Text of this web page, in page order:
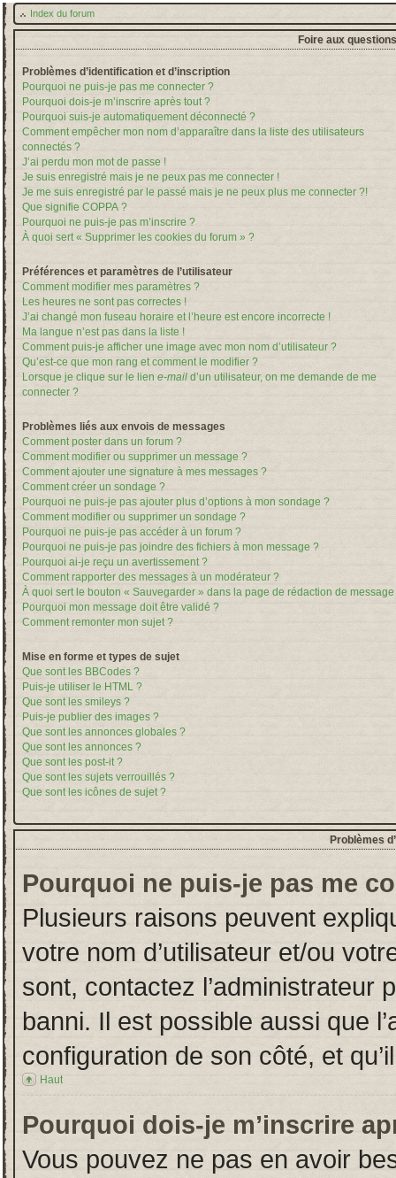
Index du forum
Foire aux
Problèmes d’identification et d’inscription
Pourquoi ne puis-je pas me connecter ?
Pourquoi dois-je m’inscrire après tout ?
Pourquoi suis-je automatiquement déconnecté ?
Comment empêcher mon nom d’apparaître dans la liste des utilisateurs
connectés ?
J’ai perdu mon mot de passe !
Je suis enregistré mais je ne peux pas me connecter !
Je me suis enregistré par le passé mais je ne peux plus me connecter ?!
Que signifie COPPA ?
Pourquoi ne puis-je pas m’inscrire ?
À quoi sert « Supprimer les cookies du forum » ?
Préférences et paramètres de l’utilisateur
Comment modifier mes paramètres ?
Les heures ne sont pas correctes !
J’ai changé mon fuseau horaire et l’heure est encore incorrecte !
Ma langue n’est pas dans la liste !
Comment puis-je afficher une image avec mon nom d’utilisateur ?
Qu’est-ce que mon rang et comment le modifier ?
Lorsque je clique sur le lien e-mail d’un utilisateur, on me demande de me
connecter ?
Problèmes liés aux envois de messages
Comment poster dans un forum ?
Comment modifier ou supprimer un message ?
Comment ajouter une signature à mes messages ?
Comment créer un sondage ?
Pourquoi ne puis-je pas ajouter plus d’options à mon sondage ?
Comment modifier ou supprimer un sondage ?
Pourquoi ne puis-je pas accéder à un forum ?
Pourquoi ne puis-je pas joindre des fichiers à mon message ?
Pourquoi ai-je reçu un avertissement ?
Comment rapporter des messages à un modérateur ?
À quoi sert le bouton « Sauvegarder » dans la page de rédaction de message
Pourquoi mon message doit être validé ?
Comment remonter mon sujet ?
Mise en forme et types de sujet
Que sont les BBCodes ?
Puis-je utiliser le HTML ?
Que sont les smileys ?
Puis-je publier des images ?
Que sont les annonces globales ?
Que sont les annonces ?
Que sont les post-it ?
Que sont les sujets verrouillés ?
Que sont les icônes de sujet ?
Problèmes
Pourquoi ne puis-je pas me
Plusieurs raisons peuvent
votre nom d’utilisateur et/ou
sont, contactez l’administrateur
banni. Il est possible aussi que
configuration de son côté, et
Haut
Pourquoi dois-je m’inscrire
Vous pouvez ne pas en avoir